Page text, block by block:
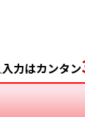
岐阜県
奈良県
山口県
熊本県
力はカンタン